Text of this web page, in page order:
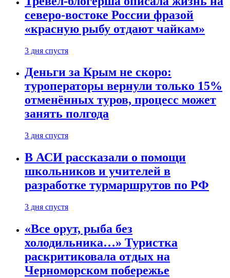
северо-востоке России фразой
«красную рыбу отдают чайкам»
3 дня спустя
Деньги за Крым не скоро:
туроператоры вернули только 15%
отменённых туров, процесс может
занять полгода
3 дня спустя
В АСИ рассказали о помощи
школьников и учителей в
разработке турмаршрутов по РФ
3 дня спустя
«Все орут, рыба без
холодильника…» Туристка
раскритиковала отдых на
Черноморском побережье